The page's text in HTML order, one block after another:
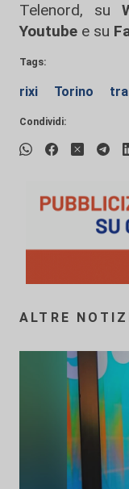
Telenord, su
Youtube e su
Tags:
rixi Torino
Condividi:
ALTRE